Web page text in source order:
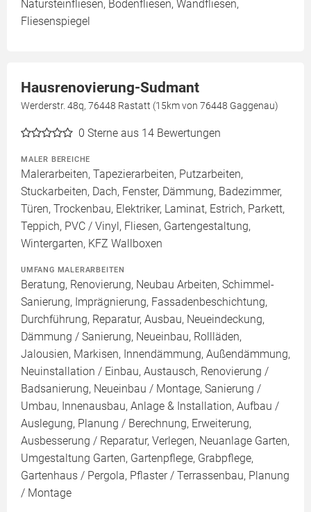
Natursteinfliesen, Bodenfliesen, Wandfliesen,
Fliesenspiegel
Hausrenovierung-Sudmant
Werderstr. 48q, 76448 Rastatt (15km von 76448 Gaggenau)
0 Sterne aus 14 Bewertungen
MALER BEREICHE
Malerarbeiten, Tapezierarbeiten, Putzarbeiten,
Stuckarbeiten, Dach, Fenster, Dämmung, Badezimmer,
Türen, Trockenbau, Elektriker, Laminat, Estrich, Parkett,
Teppich, PVC / Vinyl, Fliesen, Gartengestaltung,
Wintergarten, KFZ Wallboxen
UMFANG MALERARBEITEN
Beratung, Renovierung, Neubau Arbeiten, Schimmel-
Sanierung, Imprägnierung, Fassadenbeschichtung,
Durchführung, Reparatur, Ausbau, Neueindeckung,
Dämmung / Sanierung, Neueinbau, Rollläden,
Jalousien, Markisen, Innendämmung, Außendämmung,
Neuinstallation / Einbau, Austausch, Renovierung /
Badsanierung, Neueinbau / Montage, Sanierung /
Umbau, Innenausbau, Anlage & Installation, Aufbau /
Auslegung, Planung / Berechnung, Erweiterung,
Ausbesserung / Reparatur, Verlegen, Neuanlage Garten,
Umgestaltung Garten, Gartenpflege, Grabpflege,
Gartenhaus / Pergola, Pflaster / Terrassenbau, Planung
/ Montage